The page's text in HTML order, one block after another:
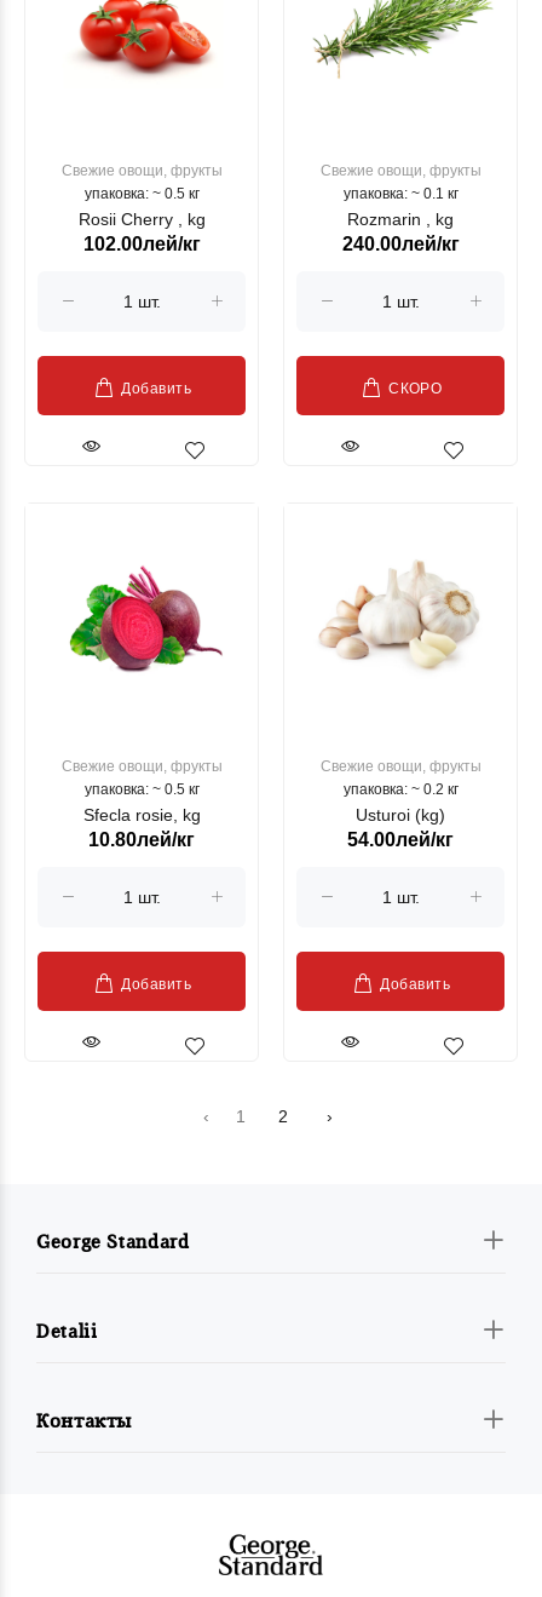
Свежие овощи, фрукты
упаковка: ~ 0.5 кг
Rosii Cherry , kg
102.00лей/кг
Добавить
Свежие овощи, фрукты
упаковка: ~ 0.1 кг
Rozmarin , kg
240.00лей/кг
СКОРО
Свежие овощи, фрукты
упаковка: ~ 0.5 кг
Sfecla rosie, kg
10.80лей/кг
Добавить
Свежие овощи, фрукты
упаковка: ~ 0.2 кг
Usturoi (kg)
54.00лей/кг
Добавить
‹ 1 2 ›
George Standard
Detalii
Контакты